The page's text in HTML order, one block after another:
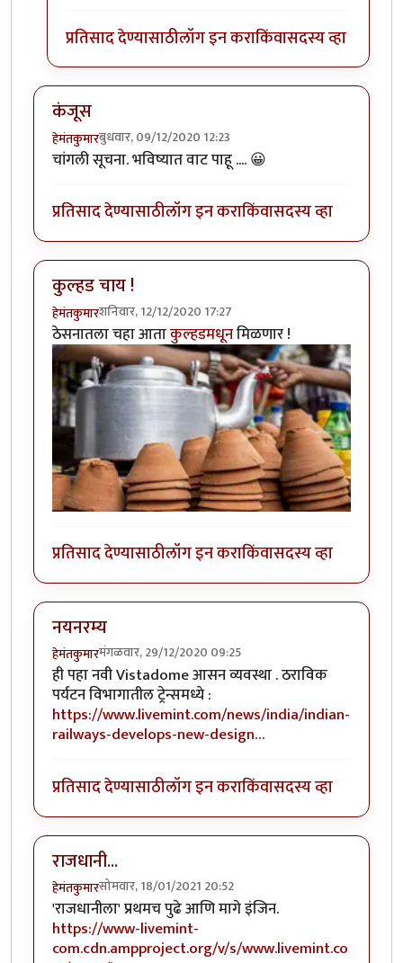
प्रतिसाद देण्यासाठीलॉग इन कराकिंवासदस्य व्हा
कंजूस
हेमंतकुमारबुधवार, 09/12/2020 12:23
चांगली सूचना. भविष्यात वाट पाहू .... 😀
प्रतिसाद देण्यासाठीलॉग इन कराकिंवासदस्य व्हा
कुल्हड चाय !
हेमंतकुमारशनिवार, 12/12/2020 17:27
ठेसनातला चहा आताकुल्हडमधूनमिळणार !
प्रतिसाद देण्यासाठीलॉग इन कराकिंवासदस्य व्हा
नयनरम्य
हेमंतकुमारमंगळवार, 29/12/2020 09:25
ही पहा नवी Vistadome आसन व्यवस्था . ठराविक
पर्यटन विभागातील ट्रेन्समध्ये :
https://www.livemint.com/news/india/indian-
railways-develops-new-design…
प्रतिसाद देण्यासाठीलॉग इन कराकिंवासदस्य व्हा
राजधानी...
हेमंतकुमारसोमवार, 18/01/2021 20:52
'राजधानीला' प्रथमच पुढे आणि मागे इंजिन.
https://www-livemint-
com.cdn.ampproject.org/v/s/www.livemint.co